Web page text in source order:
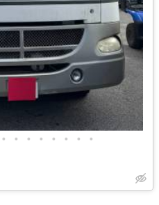
• • • • • • • •